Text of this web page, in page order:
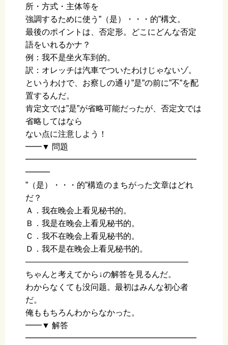
所・方式・主体等を
強調するために使う”（是）・・・的”構文。
最後のポイントは、否定形。どこにどんな否定
語をいれるかナ？
例：我不是坐火车到的。
訳：オレッチは汽車でついたわけじゃないゾ。
というわけで、お察しの通り”是”の前に”不”を配
置するんだ。
肯定文では”是”が省略可能だったが、否定文では
省略してはなら
ない点に注意しよう！
━━▼ 問題
━━━━━━━━━━━━━━━━━━━━━
━━━
”（是）・・・的”構造のまちがった文章はどれ
だ？
Ａ．我在晚会上看见秘书的。
Ｂ．我是在晚会上看见秘书的。
Ｃ．我不在晚会上看见秘书的。
Ｄ．我不是在晚会上看见秘书的。
————————————————————
ちゃんと考えてから↓の解答を見るんだ。
わからなくても没问题。最初はみんな初心者
だ。
俺ももちろんわからなかった。
━━▼ 解答
━━━━━━━━━━━━━━━━━━━━━